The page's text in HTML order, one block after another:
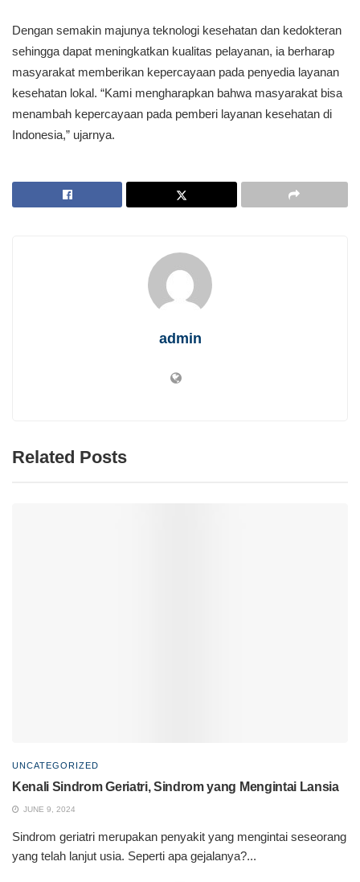
Dengan semakin majunya teknologi kesehatan dan kedokteran
sehingga dapat meningkatkan kualitas pelayanan, ia berharap
masyarakat memberikan kepercayaan pada penyedia layanan
kesehatan lokal. “Kami mengharapkan bahwa masyarakat bisa
menambah kepercayaan pada pemberi layanan kesehatan di
Indonesia,” ujarnya.
admin
Related Posts
UNCATEGORIZED
Kenali Sindrom Geriatri, Sindrom yang Mengintai Lansia
JUNE 9, 2024
Sindrom geriatri merupakan penyakit yang mengintai seseorang
yang telah lanjut usia. Seperti apa gejalanya?...